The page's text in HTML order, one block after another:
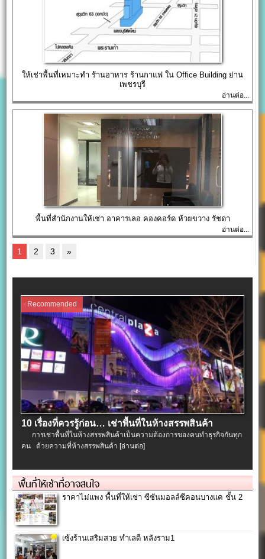
ให้เช่าพื้นที่เหมาะทำ ร้านอาหาร ร้านกาแฟ ใน Office Building ย่าน
เพชรบุรี
อ่านต่อ...
พื้นที่สำนักงานให้เช่า อาคารเลอ คองคอร์ด ห้วยขวาง รัชดา
อ่านต่อ...
1 2 3 »
Recommended
10 เรื่องที่ควรรู้ก่อน… เช่าพื้นที่ในห้างสรรพสินค้า
การเช่าพื้นที่ในห้างสรรพสินค้าเป็นความต้องการของคนทำธุรกิจกันทุก
คน ด้วยความที่ห้างสรรพสินค้า[อ่านต่อ]
พื้นที่ให้เช่าที่อาจสนใจ
ราคาไม่แพง พื้นที่ให้เช่า ซีซันมอลล์ซีคอนบางแค ชั้น 2
เซ้งร้านเสริมสวย ทำเลดี หลังราม1